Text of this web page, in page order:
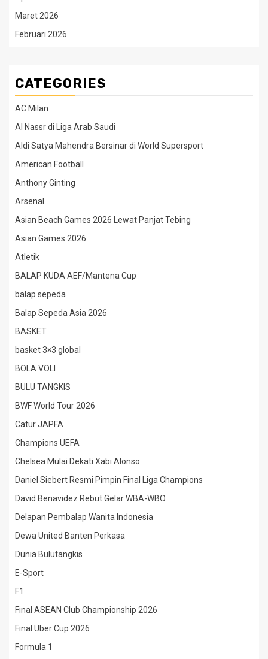
Maret 2026
Februari 2026
CATEGORIES
AC Milan
Al Nassr di Liga Arab Saudi
Aldi Satya Mahendra Bersinar di World Supersport
American Football
Anthony Ginting
Arsenal
Asian Beach Games 2026 Lewat Panjat Tebing
Asian Games 2026
Atletik
BALAP KUDA AEF/Mantena Cup
balap sepeda
Balap Sepeda Asia 2026
BASKET
basket 3×3 global
BOLA VOLI
BULU TANGKIS
BWF World Tour 2026
Catur JAPFA
Champions UEFA
Chelsea Mulai Dekati Xabi Alonso
Daniel Siebert Resmi Pimpin Final Liga Champions
David Benavidez Rebut Gelar WBA-WBO
Delapan Pembalap Wanita Indonesia
Dewa United Banten Perkasa
Dunia Bulutangkis
E-Sport
F1
Final ASEAN Club Championship 2026
Final Uber Cup 2026
Formula 1